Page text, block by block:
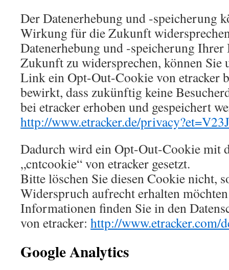
Der Datenerhebung und -speicherung
Wirkung für die Zukunft
Datenerhebung und -speicherung
Zukunft zu widersprechen, können Sie
Link ein Opt-Out-Cookie von etracker
bewirkt, dass zukünftig keine
bei etracker erhoben und gespeichert
http://www.etracker.de/
Dadurch wird ein Opt-Out-Cookie mit
„cntcookie“ von etracker gesetzt.
Bitte löschen Sie diesen Cookie nicht,
Widerspruch aufrecht erhalten
Informationen finden Sie in den
von etracker: http://www.etracker.com/
Google Analytics